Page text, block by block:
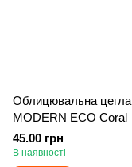
Облицювальна цегла
MODERN ECO Coral
45.00 грн
В наявності